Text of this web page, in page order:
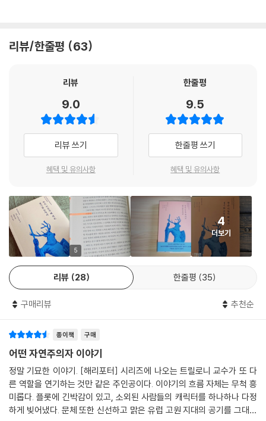
리뷰/한줄평 63
리뷰
9.0
리뷰 쓰기
혜택 및 유의사항
한줄평
9.5
한줄평 쓰기
혜택 및 유의사항
5
4
더보기
리뷰 28 한줄평 35
구매리뷰 추천순
종이책 구매
어떤 자연주의자 이야기
정말 기묘한 이야기. [해리포터] 시리즈에 나오는 트릴로니 교수가 또 다
른 역할을 연기하는 것만 같은 주인공이다. 이야기의 흐름 자체는 무척 흥
미롭다. 플롯에 긴박감이 있고, 소외된 사람들의 캐릭터를 하나하나 다정
하게 빚어냈다. 문체 또한 신선하고 맑은 유럽 고원 지대의 공기를 그대로